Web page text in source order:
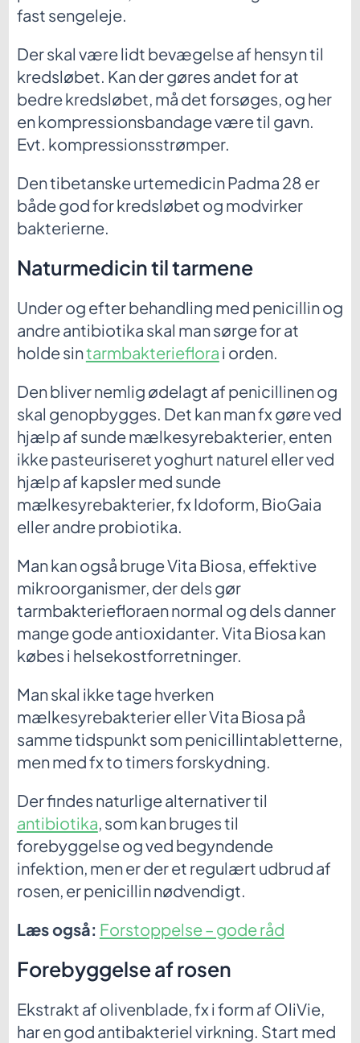
fast sengeleje.
Der skal være lidt bevægelse af hensyn til
kredsløbet. Kan der gøres andet for at
bedre kredsløbet, må det forsøges, og her
en kompressionsbandage være til gavn.
Evt. kompressionsstrømper.
Den tibetanske urtemedicin Padma 28 er
både god for kredsløbet og modvirker
bakterierne.
Naturmedicin til tarmene
Under og efter behandling med penicillin og
andre antibiotika skal man sørge for at
holde sintarmbakterieflora i orden.
Den bliver nemlig ødelagt af penicillinen og
skal genopbygges. Det kan man fx gøre ved
hjælp af sunde mælkesyrebakterier, enten
ikke pasteuriseret yoghurt naturel eller ved
hjælp af kapsler med sunde
mælkesyrebakterier, fx Idoform, BioGaia
eller andre probiotika.
Man kan også bruge Vita Biosa, effektive
mikroorganismer, der dels gør
tarmbakteriefloraen normal og dels danner
mange gode antioxidanter. Vita Biosa kan
købes i helsekostforretninger.
Man skal ikke tage hverken
mælkesyrebakterier eller Vita Biosa på
samme tidspunkt som penicillintabletterne,
men med fx to timers forskydning.
Der findes naturlige alternativer til
antibiotika, som kan bruges til
forebyggelse og ved begyndende
infektion, men er der et regulært udbrud af
rosen, er penicillin nødvendigt.
Læs også: Forstoppelse – gode råd
Forebyggelse af rosen
Ekstrakt af olivenblade, fx i form af OliVie,
har en god antibakteriel virkning. Start med